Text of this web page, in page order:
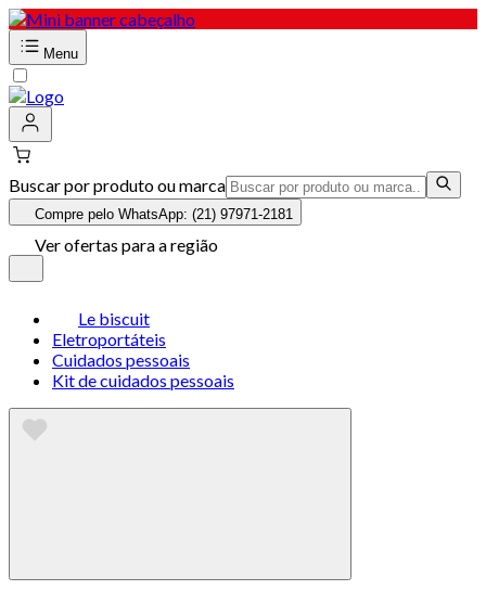
Menu
Buscar por produto ou marca
Compre pelo WhatsApp: (21) 97971-2181
Ver ofertas para a região
Le biscuit
Eletroportáteis
Cuidados pessoais
Kit de cuidados pessoais